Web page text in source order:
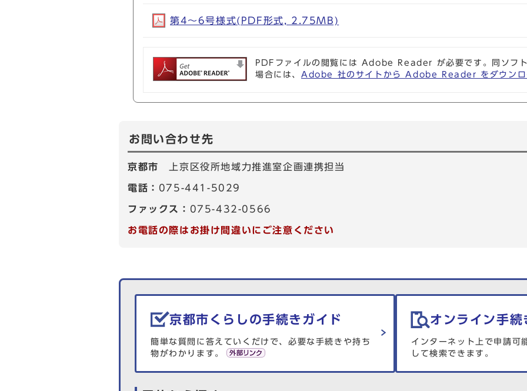
第4～6号様式(PDF形式, 2.75MB)
PDFファイルの閲覧には Adobe Reader が必要です。同ソフト
場合には、 Adobe 社のサイトから Adobe Reader をダウンロ
お問い合わせ先
京都市 上京区役所地域力推進室企画連携担当
電話： 075-441-5029
ファックス： 075-432-0566
お電話の際はお掛け間違いにご注意ください
生活情報を探す
京都市くらしの手続きガイド
簡単な質問に答えていくだけで、必要な手続きや持ち
物がわかります。
オンライン手続
インターネット上で申請可
して検索できます。